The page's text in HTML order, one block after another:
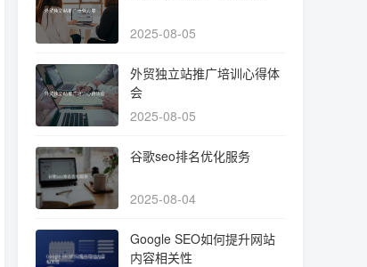
2025-08-05
外贸独立站推广培训心得体
会
2025-08-05
谷歌seo排名优化服务
2025-08-04
Google SEO如何提升网站
内容相关性